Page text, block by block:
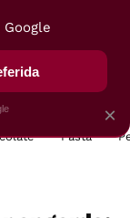
Pasta
×
Google